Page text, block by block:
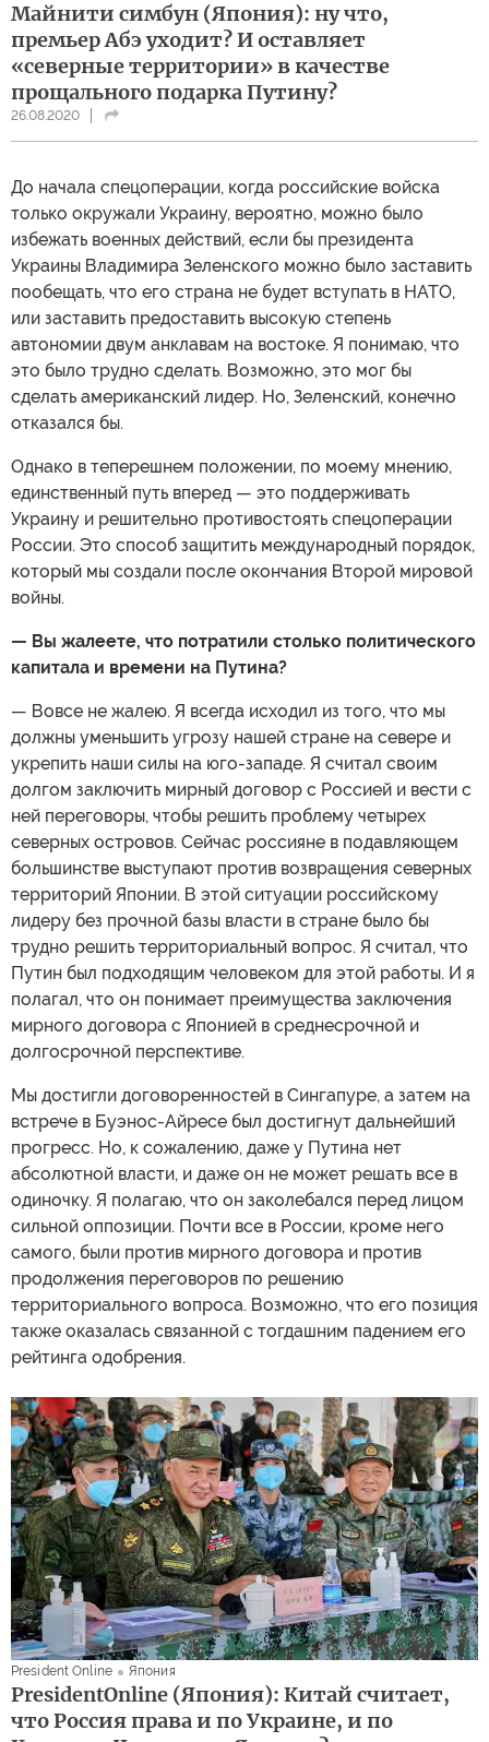
Майнити симбун (Япония): ну что,
премьер Абэ уходит? И оставляет
«северные территории» в качестве
прощального подарка Путину?
26.08.2020
До начала спецоперации, когда российские войска
только окружали Украину, вероятно, можно было
избежать военных действий, если бы президента
Украины Владимира Зеленского можно было заставить
пообещать, что его страна не будет вступать в НАТО,
или заставить предоставить высокую степень
автономии двум анклавам на востоке. Я понимаю, что
это было трудно сделать. Возможно, это мог бы
сделать американский лидер. Но, Зеленский, конечно
отказался бы.
Однако в теперешнем положении, по моему мнению,
единственный путь вперед — это поддерживать
Украину и решительно противостоять спецоперации
России. Это способ защитить международный порядок,
который мы создали после окончания Второй мировой
войны.
— Вы жалеете, что потратили столько политического
капитала и времени на Путина?
— Вовсе не жалею. Я всегда исходил из того, что мы
должны уменьшить угрозу нашей стране на севере и
укрепить наши силы на юго-западе. Я считал своим
долгом заключить мирный договор с Россией и вести с
ней переговоры, чтобы решить проблему четырех
северных островов. Сейчас россияне в подавляющем
большинстве выступают против возвращения северных
территорий Японии. В этой ситуации российскому
лидеру без прочной базы власти в стране было бы
трудно решить территориальный вопрос. Я считал, что
Путин был подходящим человеком для этой работы. И я
полагал, что он понимает преимущества заключения
мирного договора с Японией в среднесрочной и
долгосрочной перспективе.
Мы достигли договоренностей в Сингапуре, а затем на
встрече в Буэнос-Айресе был достигнут дальнейший
прогресс. Но, к сожалению, даже у Путина нет
абсолютной власти, и даже он не может решать все в
одиночку. Я полагаю, что он заколебался перед лицом
сильной оппозиции. Почти все в России, кроме него
самого, были против мирного договора и против
продолжения переговоров по решению
территориального вопроса. Возможно, что его позиция
также оказалась связанной с тогдашним падением его
рейтинга одобрения.
President Online Япония
PresidentOnline (Япония): Китай считает,
что Россия права и по Украине, и по